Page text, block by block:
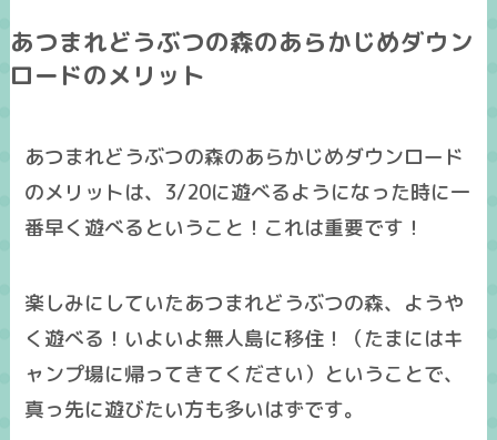
あつまれどうぶつの森のあらかじめダウン
ロードのメリット
あつまれどうぶつの森のあらかじめダウンロード
のメリットは、3/20に遊べるようになった時に一
番早く遊べる ということ！これは重要です！
楽しみにしていたあつまれどうぶつの森、ようや
く遊べる！いよいよ無人島に移住！（たまにはキ
ャンプ場に帰ってきてください）ということで、
真っ先に遊びたい方も多いはずです。